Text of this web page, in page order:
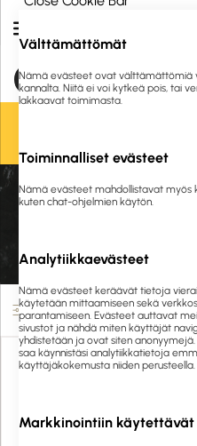
Oletko jo
Etusivu Siivous ja
Harjat ja
Suodata
Välttämättömät
Nämä evästeet ovat välttämättömiä
kannalta. Niitä ei voi kytkeä pois, tai
lakkaavat toimimasta.
Toiminnalliset evästeet
Nämä evästeet mahdollistavat myös
kuten chat-ohjelmien käytön.
Analytiikkaevästeet
Nämä evästeet keräävät tietoja
käytetään mittaamiseen sekä
parantamiseen. Evästeet auttavat
sivustot ja nähdä miten käyttäjät
yhdistetään ja ovat siten
saa käynnistäsi analytiikkatietoja
käyttäjäkokemusta niiden perusteella.
Markkinointiin käytettävät